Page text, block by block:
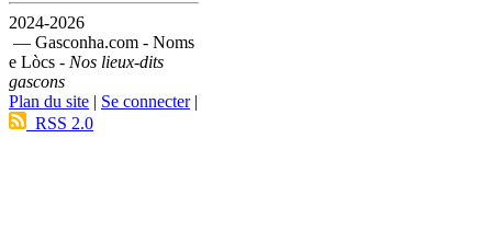
2024-2026
— Gasconha.com - Noms
e Lòcs - Nos lieux-dits
gascons
Plan du site | Se connecter|
RSS 2.0